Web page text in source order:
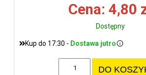
Cena: 4,80
Dostępny
Kup do 17:30 - Dostawa jutro
DO